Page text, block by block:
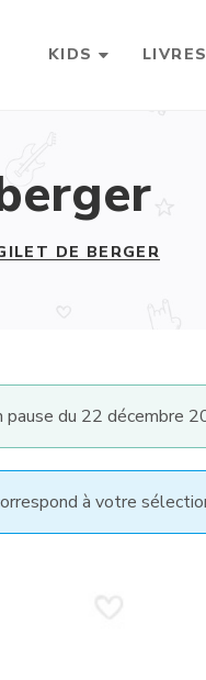
KIDS LIVRES
DE BERGER
du 22 décembre
à votre